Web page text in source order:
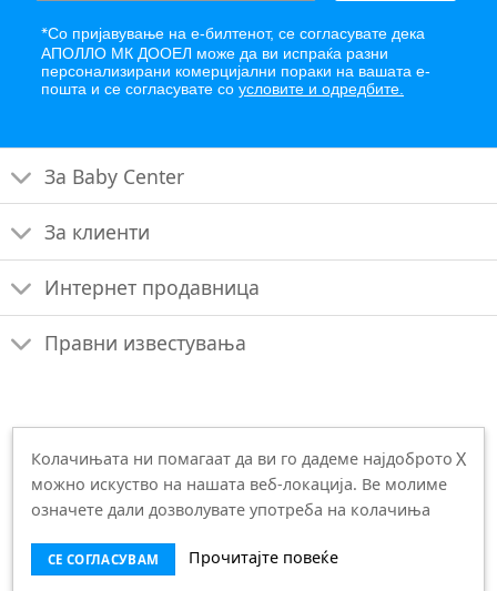
*Со пријавување на е-билтенот, се согласувате дека
АПОЛЛО МК ДООЕЛ може да ви испраќа разни
персонализирани комерцијални пораки на вашата е-
пошта и се согласувате со условите и одредбите.
За Baby Center
За клиенти
Интернет продавница
Правни известувања
© 2026 APOLLO MK D.O.O.E.L., Македонија |
Bilumina d.o.o.
Колачињата ни помагаат да ви го дадеме најдоброто
можно искуство на нашата веб-локација. Ве молиме
означете дали дозволувате употреба на колачиња
СЕ СОГЛАСУВАМ Прочитајте повеќе
X